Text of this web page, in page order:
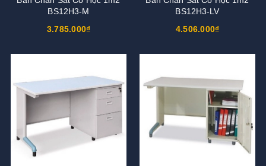
BS12H3-M
3.785.000₫
BS12H3-LV
4.506.000₫